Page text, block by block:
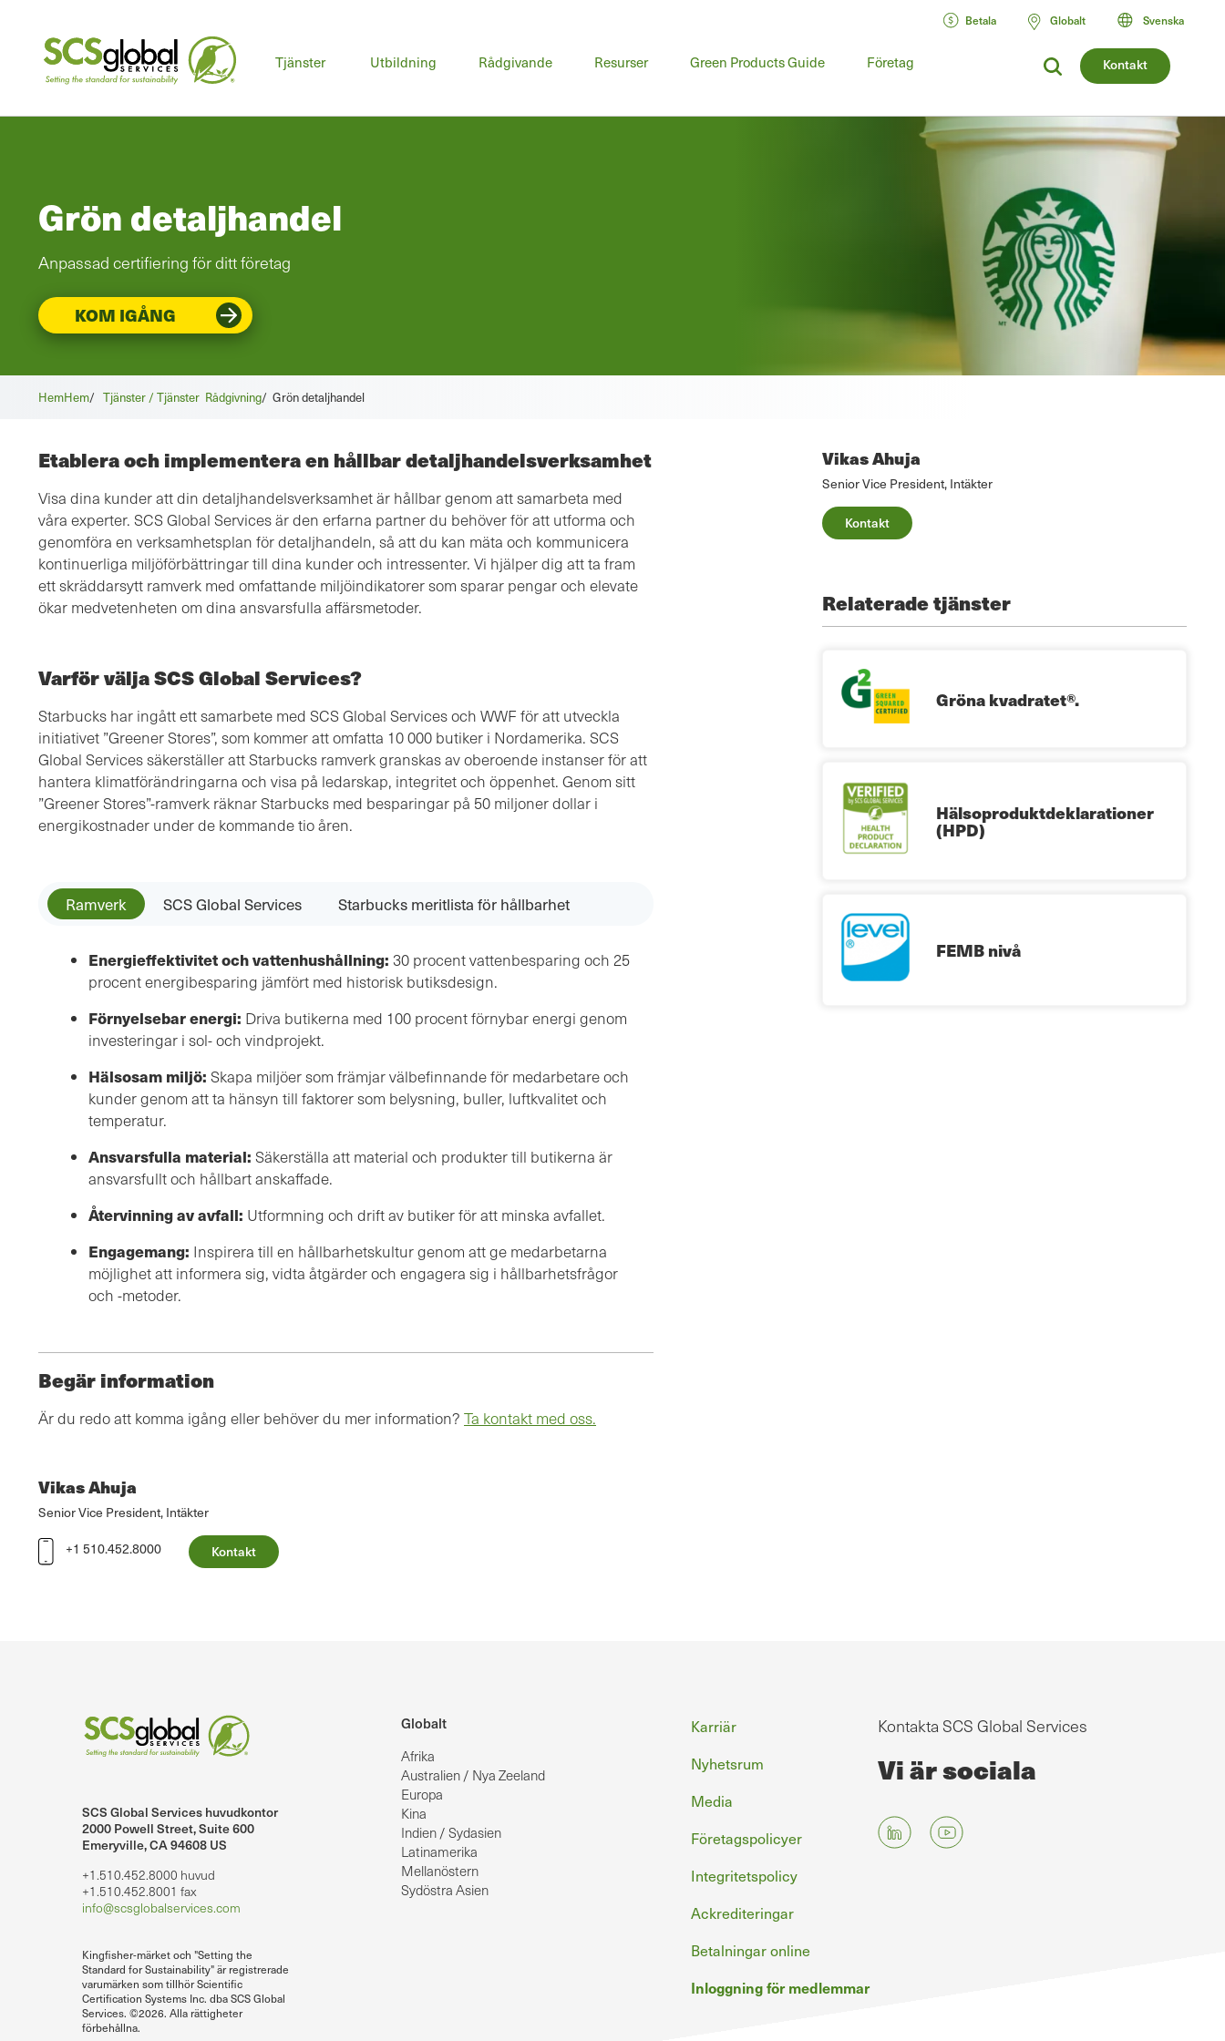
Kontakt
Tjänster Huvudmeny
Utbildning Rådgivande Resurser Green Products Guide Företag
Betala Globalt Svenska
Grön detaljhandel
Anpassad certifiering för ditt företag
KOM IGÅNG
Hem /
Hem Tjänster / Tjänster Rådgivning/ Grön detaljhandel
Vikas Ahuja
Senior Vice President, Intäkter
Kontakt
Etablera och implementera en hållbar detaljhandelsverksamhet
Visa dina kunder att din detaljhandelsverksamhet är hållbar genom att samarbeta med
våra experter. SCS Global Services är den erfarna partner du behöver för att utforma och
genomföra en verksamhetsplan för detaljhandeln, så att du kan mäta och kommunicera
kontinuerliga miljöförbättringar till dina kunder och intressenter. Vi hjälper dig att ta fram
ett skräddarsytt ramverk med omfattande miljöindikatorer som sparar pengar och elevate
ökar medvetenheten om dina ansvarsfulla affärsmetoder.
Varför välja SCS Global Services?
Starbucks har ingått ett samarbete med SCS Global Services och WWF för att utveckla
initiativet ”Greener Stores”, som kommer att omfatta 10 000 butiker i Nordamerika. SCS
Global Services säkerställer att Starbucks ramverk granskas av oberoende instanser för att
hantera klimatförändringarna och visa på ledarskap, integritet och öppenhet. Genom sitt
”Greener Stores”-ramverk räknar Starbucks med besparingar på 50 miljoner dollar i
energikostnader under de kommande tio åren.
Ramverk SCS Global Services Starbucks meritlista för hållbarhet
Energieffektivitet och vattenhushållning: 30 procent vattenbesparing och 25
procent energibesparing jämfört med historisk butiksdesign.
Förnyelsebar energi: Driva butikerna med 100 procent förnybar energi genom
investeringar i sol- och vindprojekt.
Hälsosam miljö: Skapa miljöer som främjar välbefinnande för medarbetare och
kunder genom att ta hänsyn till faktorer som belysning, buller, luftkvalitet och
temperatur.
Ansvarsfulla material: Säkerställa att material och produkter till butikerna är
ansvarsfullt och hållbart anskaffade.
Återvinning av avfall: Utformning och drift av butiker för att minska avfallet.
Engagemang: Inspirera till en hållbarhetskultur genom att ge medarbetarna
möjlighet att informera sig, vidta åtgärder och engagera sig i hållbarhetsfrågor
och -metoder.
Begär information
Är du redo att komma igång eller behöver du mer information? Ta kontakt med oss.
Vikas Ahuja
Senior Vice President, Intäkter
+1 510.452.8000
Kontakt
Relaterade tjänster
Gröna kvadratet®.
Hälsoproduktdeklarationer
(HPD)
FEMB nivå
SCS Global Services huvudkontor
2000 Powell Street, Suite 600
Emeryville, CA 94608 US
+1.510.452.8000 huvud
+1.510.452.8001 fax
info@scsglobalservices.com
Kingfisher-märket och "Setting the
Standard for Sustainability" är registrerade
varumärken som tillhör Scientific
Certification Systems Inc. dba SCS Global
Services. ©2026. Alla rättigheter
förbehållna.
Globalt
Afrika
Australien / Nya Zeeland
Europa
Kina
Indien / Sydasien
Latinamerika
Mellanöstern
Sydöstra Asien
Sidfot
Karriär
Nyhetsrum
Media
Företagspolicyer
Integritetspolicy
Ackrediteringar
Betalningar online
Inloggning för medlemmar
Kontakta SCS Global Services
Vi är sociala
på LinkedIn.
SCS Global Services på YouTube